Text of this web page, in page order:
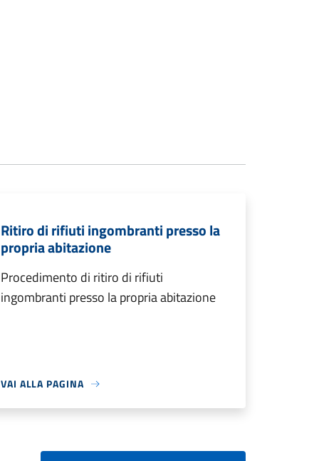
Ritiro di rifiuti ingombranti presso la
propria abitazione
Procedimento di ritiro di rifiuti
ingombranti presso la propria abitazione
VAI ALLA PAGINA